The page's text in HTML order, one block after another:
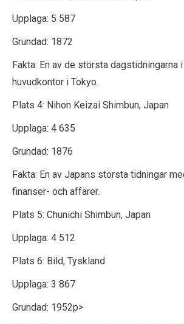
Upplaga: 5 587
Grundad: 1872
Fakta: En av de största dagstidningarna
huvudkontor i Tokyo.
Plats 4: Nihon Keizai Shimbun, Japan
Upplaga: 4 635
Grundad: 1876
Fakta: En av Japans största tidningar
finanser- och affärer.
Plats 5: Chunichi Shimbun, Japan
Upplaga: 4 512
Plats 6: Bild, Tyskland
Upplaga: 3 867
Grundad: 1952p>